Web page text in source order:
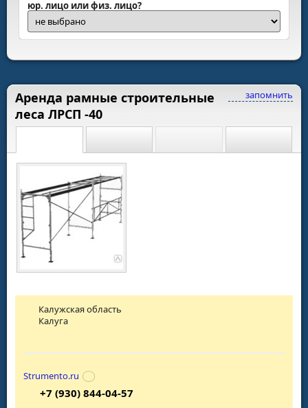
юр. лицо или физ. лицо?
запомнить
Аренда рамные строительные
леса ЛРСП -40
Калужская область
Калуга
Strumento.ru
+7 (930) 844-04-57